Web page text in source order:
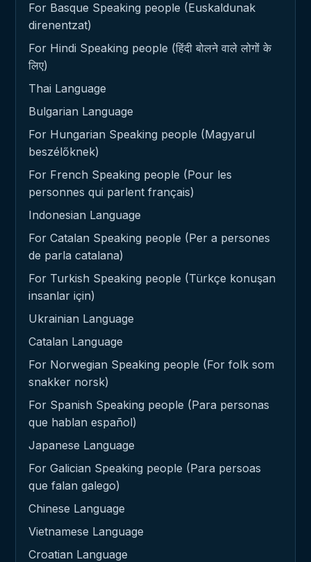
For Basque Speaking people (Euskaldunak
direnentzat)
For Hindi Speaking people (हिंदी बोलने वाले लोगों के
लिए)
Thai Language
Bulgarian Language
For Hungarian Speaking people (Magyarul
beszélőknek)
For French Speaking people (Pour les
personnes qui parlent français)
Indonesian Language
For Catalan Speaking people (Per a persones
de parla catalana)
For Turkish Speaking people (Türkçe konuşan
insanlar için)
Ukrainian Language
Catalan Language
For Norwegian Speaking people (For folk som
snakker norsk)
For Spanish Speaking people (Para personas
que hablan español)
Japanese Language
For Galician Speaking people (Para persoas
que falan galego)
Chinese Language
Vietnamese Language
Croatian Language